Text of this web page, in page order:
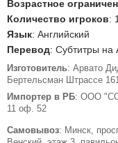
Возрастное
Количество игроков:
Язык: Английский
Перевод: Субтитры на
Изготовитель: Арвато
Бертельсман Штрассе
Импортер в РБ: ООО
11 оф. 52
Самовывоз: Минск,